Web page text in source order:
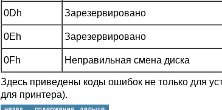
0Dh Зарезервировано
0Eh Зарезервировано
0Fh Неправильная смена диска
Здесь приведены коды ошибок не только для
для принтера).